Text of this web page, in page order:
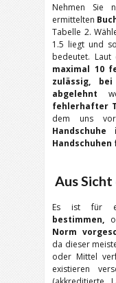
Nehmen Sie
ermittelten
Tabelle 2.
1.5 liegt und
bedeutet. Laut
maximal 10
zulässig,
abgelehnt
fehlerhafter
dem uns
Aus Sicht
Es ist für
bestimmen,
Norm
da dieser
oder Mittel
existieren